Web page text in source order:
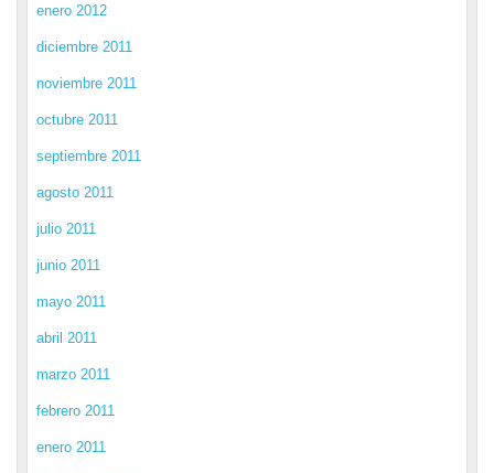
enero 2012
diciembre 2011
noviembre 2011
octubre 2011
septiembre 2011
agosto 2011
julio 2011
junio 2011
mayo 2011
abril 2011
marzo 2011
febrero 2011
enero 2011